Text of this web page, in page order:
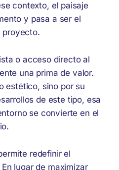
contexto, el paisaje
y pasa a ser el
proyecto.
o acceso directo al
una prima de valor.
estético, sino por su
de este tipo, esa
se convierte en el
redefinir el
lugar de maximizar